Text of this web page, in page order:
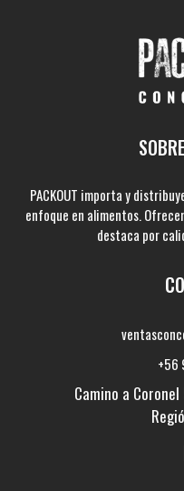
PACKOUT importa y
enfoque en alimentos.
destaca por
+56
Camino a